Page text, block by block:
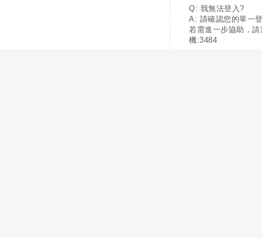
Q: 我無法登入?
A: 請確認您的單一
若需進一步協助，
機:3484